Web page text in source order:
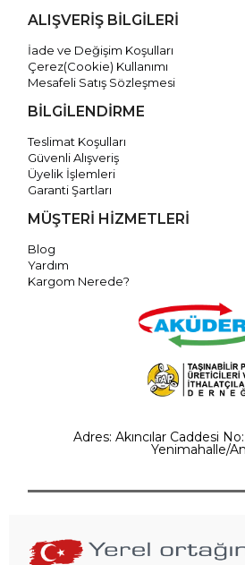
ALIŞVERİŞ BİLGİLERİ
İade ve Değişim Koşulları
Çerez(Cookie) Kullanımı
Mesafeli Satış Sözleşmesi
BİLGİLENDİRME
Teslimat Koşulları
Güvenli Alışveriş
Üyelik İşlemleri
Garanti Şartları
MÜŞTERİ HİZMETLERİ
Blog
Yardım
Kargom Nerede?
Adres: Akıncılar Caddesi
Yenimahalle/